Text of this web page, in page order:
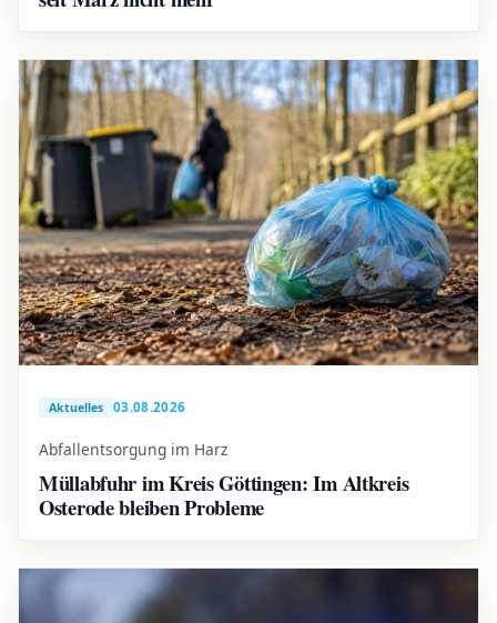
Aktuelles 03.08.2026
Abfallentsorgung im Harz
Müllabfuhr im Kreis Göttingen: Im Altkreis
Osterode bleiben Probleme